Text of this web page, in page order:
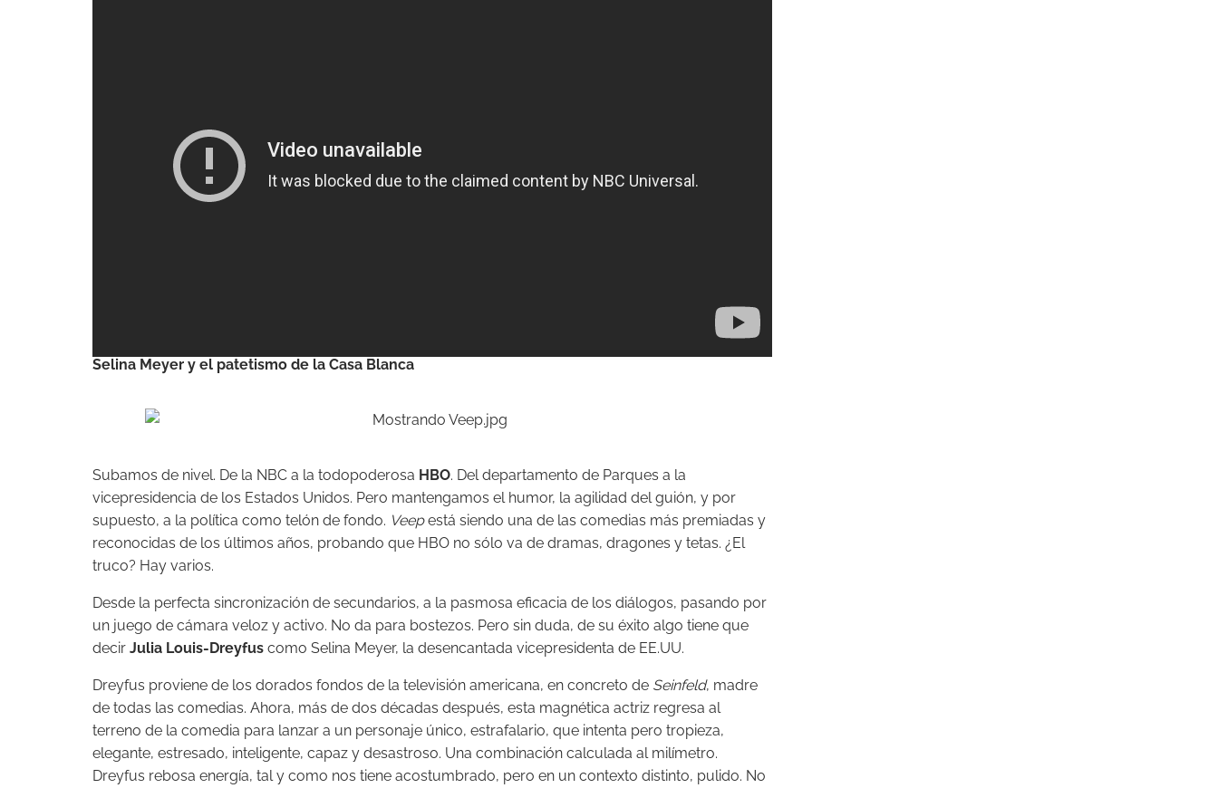
Selina Meyer y el patetismo de la Casa Blanca
Subamos de nivel. De la NBC a la todopoderosa HBO. Del departamento de Parques a la
vicepresidencia de los Estados Unidos. Pero mantengamos el humor, la agilidad del guión, y por
supuesto, a la política como telón de fondo. Veepestá siendo una de las comedias más premiadas y
reconocidas de los últimos años, probando que HBO no sólo va de dramas, dragones y tetas. ¿El
truco? Hay varios.
Desde la perfecta sincronización de secundarios, a la pasmosa eficacia de los diálogos, pasando por
un juego de cámara veloz y activo. No da para bostezos. Pero sin duda, de su éxito algo tiene que
decir Julia Louis-Dreyfus como Selina Meyer, la desencantada vicepresidenta de EE.UU.
Dreyfus proviene de los dorados fondos de la televisión americana, en concreto de Seinfeld, madre
de todas las comedias. Ahora, más de dos décadas después, esta magnética actriz regresa al
terreno de la comedia para lanzar a un personaje único, estrafalario, que intenta pero tropieza,
elegante, estresado, inteligente, capaz y desastroso. Una combinación calculada al milímetro.
Dreyfus rebosa energía, tal y como nos tiene acostumbrado, pero en un contexto distinto, pulido. No